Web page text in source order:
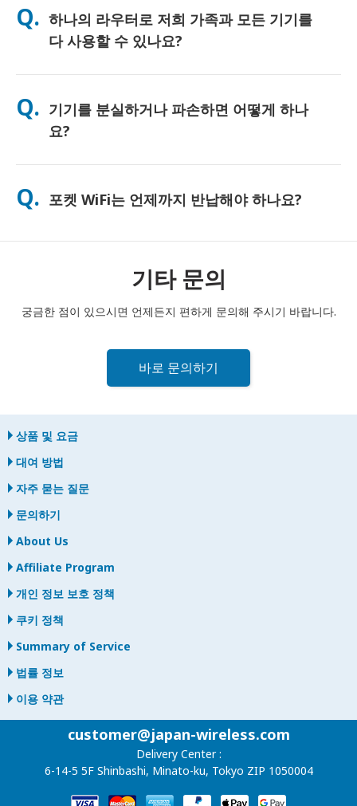
역에서 가장 빠른 수령 방법을 알고 싶으시다면, 언제든지 저희에
게 문의해 주세요. 친절하게 안내해 드리겠습니다.
Q. 하나의 라우터로 저희 가족과 모든 기기를
다 사용할 수 있나요?
네, 최대 10대까지(폰, 태블릿, 노트북 등) 동시에 연결하여 사용하
하게 사용하시도록 무료 보조 배터리를 함께 제공해 드리고 있습
니다.
Q. 기기를 분실하거나 파손하면 어떻게 하나
요?
결제 시 분실 또는 파손에 대비한 보험을 추가할 수 있습니다. 보험
에게 연락해 주세요. 연결을 유지하실 수 있도록 도와드리겠습니
다.
Q. 포켓 WiFi는 언제까지 반납해야 하나요?
기타 문의
궁금한 점이 있으시면 언제든지 편하게 문의해 주시기 바랍니다.
바로 문의하기
상품 및 요금
대여 방법
자주 묻는 질문
문의하기
About Us
Affiliate Program
개인 정보 보호 정책
쿠키 정책
Summary of Service
법률 정보
이용 약관
customer@japan-wireless.com
Delivery Center :
6-14-5 5F Shinbashi, Minato-ku, Tokyo ZIP 1050004